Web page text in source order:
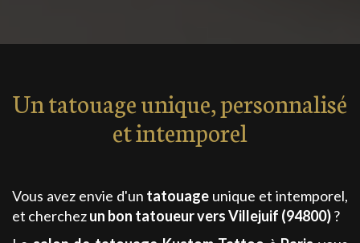
Un tatouage unique, personnalisé
et intemporel
Vous avez envie d'un tatouage unique et intemporel,
et cherchezun bon tatoueurvers Villejuif (94800)?